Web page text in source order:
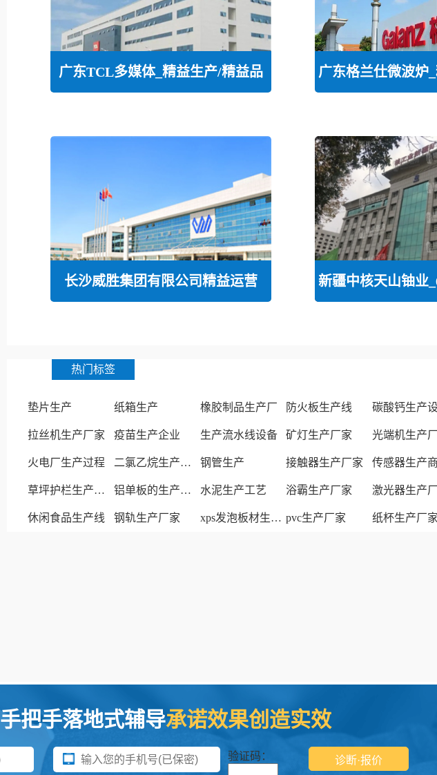
广东TCL多媒体_精益生产/精益品 广东格兰仕微波炉
长沙威胜集团有限公司精益运营 新疆中核天山铀业
热门标签
垫片生产 纸箱生产 橡胶制品生产厂 防火板生产线 碳酸钙生产
拉丝机生产厂家 疫苗生产企业 生产流水线设备 矿灯生产厂家 光端机生产
火电厂生产过程 二氯乙烷生产厂家 钢管生产 接触器生产厂家 传感器生产商
草坪护栏生产厂家 铝单板的生产厂家 水泥生产工艺 浴霸生产厂家 激光器生产
休闲食品生产线 钢轨生产厂家 xps发泡板材生产线 pvc生产厂家 纸杯生产厂家
手把手落地式辅导承诺效果创造实效
验证码：